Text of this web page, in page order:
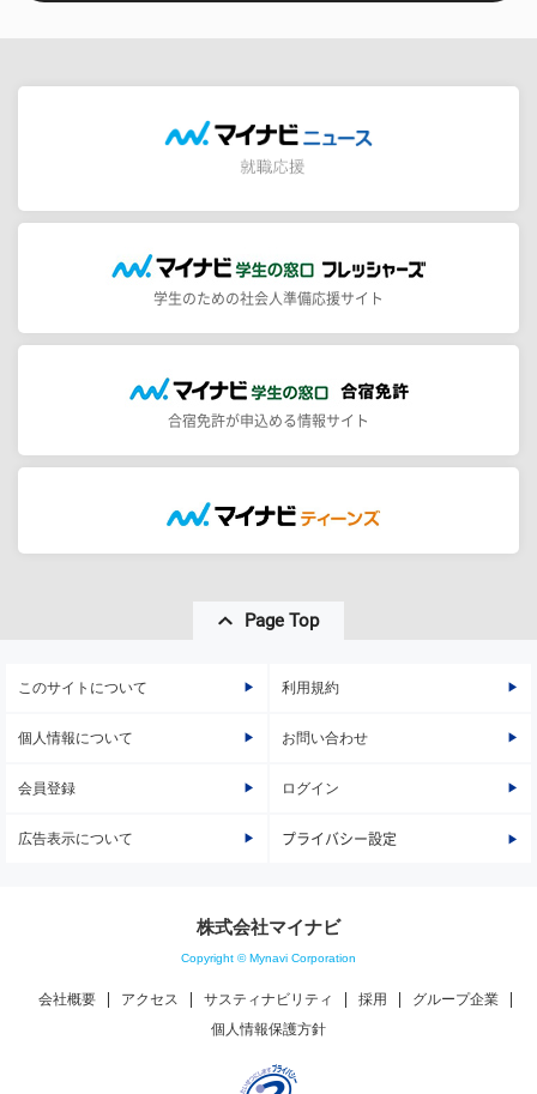
学生のための社会人準備応援サイト
合宿免許が申込める情報サイト
Page Top
このサイトについて 利用規約
個人情報について お問い合わせ
会員登録 ログイン
広告表示について プライバシー設定
株式会社マイナビ
Copyright © Mynavi Corporation
会社概要 アクセス サスティナビリティ 採用
グループ企業
個人情報保護方針